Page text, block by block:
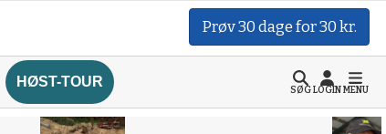
Prøv 30 dage for 30 kr.
HØST-TOUR
SØGLOGINMENU